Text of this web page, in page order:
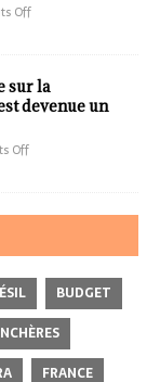
Off
sur la
devenue un
Off
BUDGET
FRANCE